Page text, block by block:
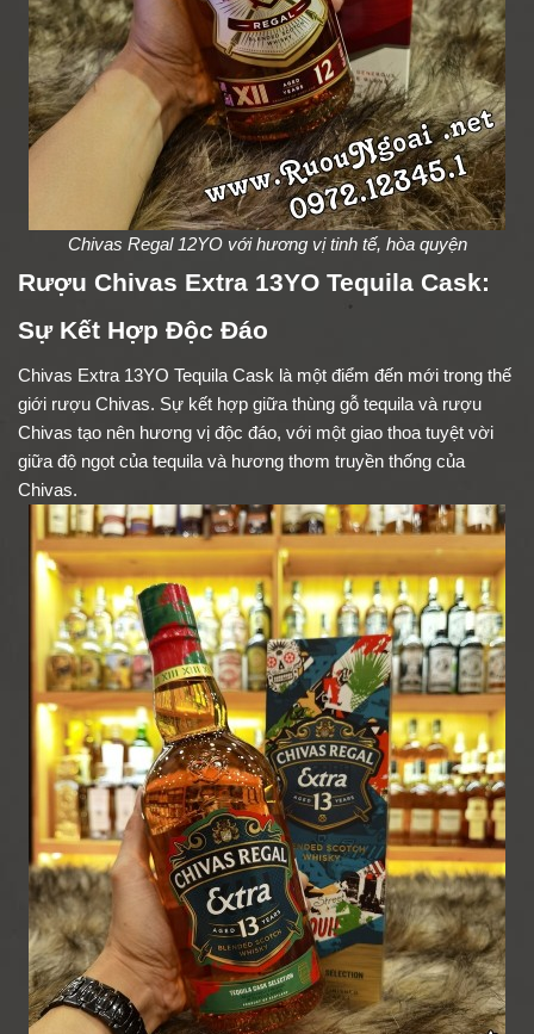
Chivas Regal 12YO với hương vị tinh tế, hòa quyện
Rượu Chivas Extra 13YO Tequila Cask:
Sự Kết Hợp Độc Đáo
Chivas Extra 13YO Tequila Cask là một điểm đến mới trong thế
giới rượu Chivas. Sự kết hợp giữa thùng gỗ tequila và rượu
Chivas tạo nên hương vị độc đáo, với một giao thoa tuyệt vời
giữa độ ngọt của tequila và hương thơm truyền thống của
Chivas.